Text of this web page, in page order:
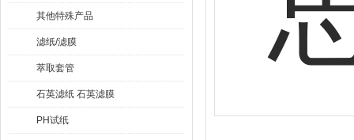
膜
其他特殊产品
滤纸/滤膜
萃取套管
石英滤纸 石英滤膜
PH试纸